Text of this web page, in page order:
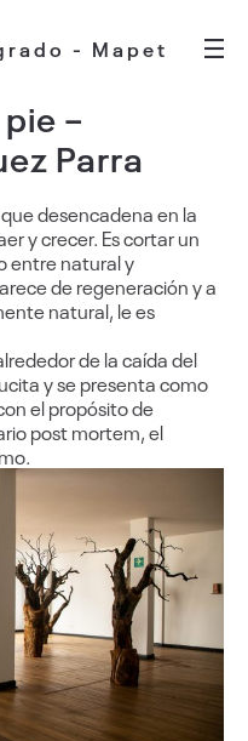
- Mapet
–
Parra
desencadena en la
y crecer. Es cortar un
entre natural y
de regeneración y a
natural, le es
de la caída del
y se presenta como
el propósito de
post mortem, el